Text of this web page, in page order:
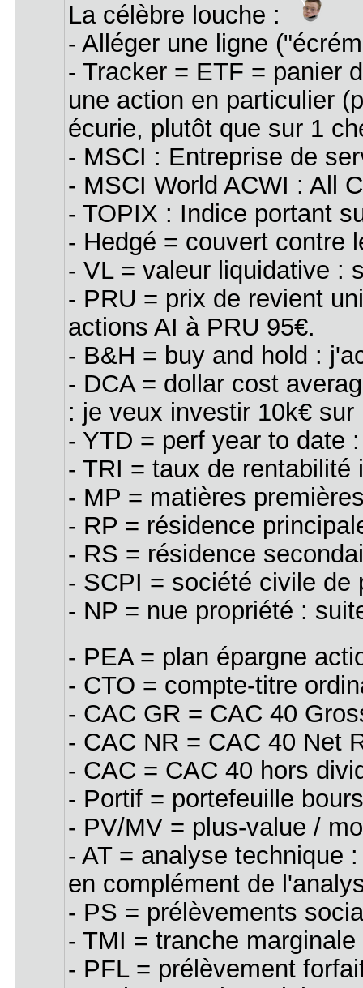
La célèbre louche :
- Alléger une ligne
- Tracker = ETF = panier
une action en particulier
écurie, plutôt que sur 1
- MSCI : Entreprise de
- MSCI World ACWI : All
- TOPIX : Indice portant
- Hedgé = couvert contre
- VL = valeur liquidative :
- PRU = prix de revient
actions AI à PRU 95€.
- B&H = buy and hold :
- DCA = dollar cost
: je veux investir 10k€
- YTD = perf year to date
- TRI = taux de
- MP = matières
- RP = résidence
- RS = résidence
- SCPI = société civile de
- NP = nue propriété :
- PEA = plan épargne
- CTO = compte-titre
- CAC GR = CAC 40
- CAC NR = CAC 40 Net
- CAC = CAC 40 hors
- Portif = portefeuille
- PV/MV = plus-value /
- AT = analyse technique
en complément de
- PS = prélèvements
- TMI = tranche
- PFL = prélèvement